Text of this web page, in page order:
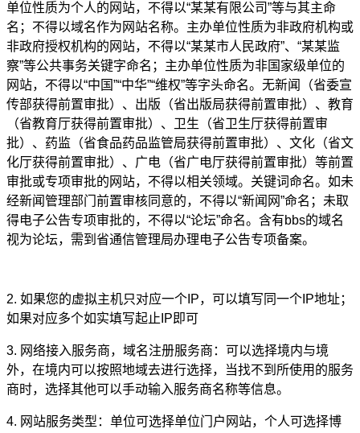
单位性质为个人的网站，不得以“某某有限公司”等与其主命
名；不得以域名作为网站名称。主办单位性质为非政府机构或
非政府授权机构的网站，不得以“某某市人民政府”、“某某监
察”等公共事务关键字命名；主办单位性质为非国家级单位的
网站，不得以“中国”“中华”“维权”等字头命名。无新闻（省委宣
传部获得前置审批）、出版（省出版局获得前置审批）、教育
（省教育厅获得前置审批）、卫生（省卫生厅获得前置审
批）、药监（省食品药品监管局获得前置审批）、文化（省文
化厅获得前置审批）、广电（省广电厅获得前置审批）等前置
审批或专项审批的网站，不得以相关领域。关键词命名。如未
经新闻管理部门前置审核同意的，不得以“新闻网”命名；未取
得电子公告专项审批的，不得以“论坛”命名。含有bbs的域名
视为论坛，需到省通信管理局办理电子公告专项备案。
2. 如果您的虚拟主机只对应一个IP，可以填写同一个IP地址；
如果对应多个如实填写起止IP即可
3. 网络接入服务商，域名注册服务商：可以选择境内与境
外，在境内可以按照地域去进行选择，当找不到所使用的服务
商时，选择其他可以手动输入服务商名称等信息。
4. 网站服务类型：单位可选择单位门户网站，个人可选择博